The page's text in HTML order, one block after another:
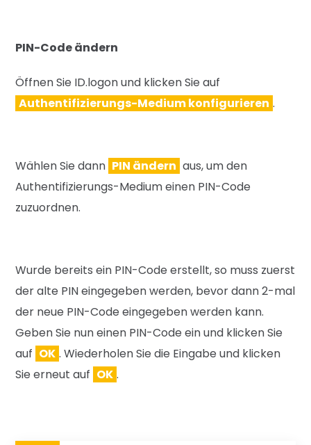
PIN-Code ändern
Öffnen Sie ID.logon und klicken Sie auf
Authentifizierungs-Medium konfigurieren .
Wählen Sie dann PIN ändern aus, um den
Authentifizierungs-Medium einen PIN-Code
zuzuordnen.
Wurde bereits ein PIN-Code erstellt, so muss zuerst
der alte PIN eingegeben werden, bevor dann 2-mal
der neue PIN-Code eingegeben werden kann.
Geben Sie nun einen PIN-Code ein und klicken Sie
auf OK . Wiederholen Sie die Eingabe und klicken
Sie erneut auf OK .